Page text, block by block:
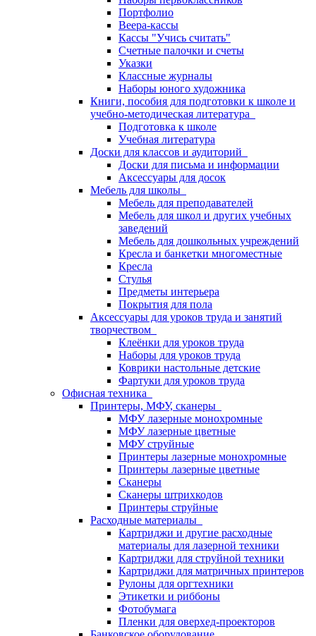
Портфолио
Веера-кассы
Кассы "Учись считать"
Счетные палочки и счеты
Указки
Классные журналы
Наборы юного художника
Книги, пособия для подготовки к школе и
учебно-методическая литература
Подготовка к школе
Учебная литература
Доски для классов и аудиторий
Доски для письма и информации
Аксессуары для досок
Мебель для школы
Мебель для преподавателей
Мебель для школ и других учебных
заведений
Мебель для дошкольных учреждений
Кресла и банкетки многоместные
Кресла
Стулья
Предметы интерьера
Покрытия для пола
Аксессуары для уроков труда и занятий
творчеством
Клеёнки для уроков труда
Наборы для уроков труда
Коврики настольные детские
Фартуки для уроков труда
Офисная техника
Принтеры, МФУ, сканеры
МФУ лазерные монохромные
МФУ лазерные цветные
МФУ струйные
Принтеры лазерные монохромные
Принтеры лазерные цветные
Сканеры
Сканеры штрихкодов
Принтеры струйные
Расходные материалы
Картриджи и другие расходные
материалы для лазерной техники
Картриджи для струйной техники
Картриджи для матричных принтеров
Рулоны для оргтехники
Этикетки и риббоны
Фотобумага
Пленки для оверхед-проекторов